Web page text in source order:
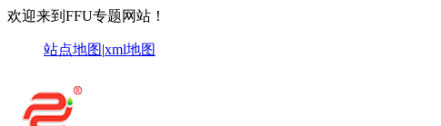
欢迎来到FFU专题网站！
站点地图|xml地图